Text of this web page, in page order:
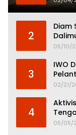
2
Diam
05/10/
3
IWO
02/21/
4
Tinggi
05/05/